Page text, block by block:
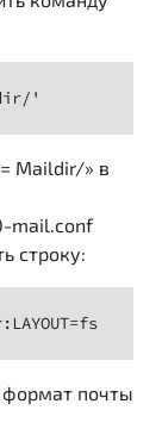
'
Maildir/» в
mail.conf
строку:
формат почты